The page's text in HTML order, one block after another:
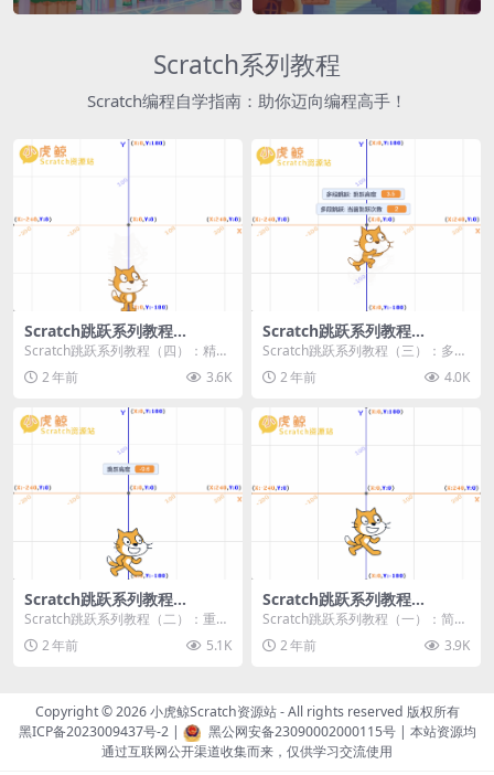
Scratch系列教程
Scratch编程自学指南：助你迈向编程高手！
Scratch跳跃系列教程
（四）：精准着陆
Scratch跳跃系列教程（四）：精准
着陆 作者：小虎鲸Scratch资源站
... 2 年前 3.6K
Scratch跳跃系列教程
（三）：多段跳跃
Scratch跳跃系列教程（三）：多段
跳跃 作者：小虎鲸Scratch资源站
连...2 年前 4.0K
Scratch跳跃系列教程
（二）：重力跳跃
Scratch跳跃系列教程（二）：重力
跳跃 作者：小虎鲸Scratch资源站
按...2 年前 5.1K
Scratch跳跃系列教程
（一）：简单跳跃
Scratch跳跃系列教程（一）：简单
跳跃 作者：小虎鲸Scratch资源站
按...2 年前 3.9K
Copyright © 2026小虎鲸Scratch资源站- All rights reserved 版权所有
黑ICP备2023009437号-2| 黑公网安备23090002000115号| 本站资源均
通过互联网公开渠道收集而来，仅供学习交流使用